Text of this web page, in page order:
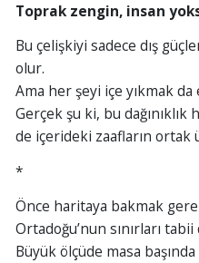
Toprak zengin, insan
Bu çelişkiyi sadece dış
olur.
Ama her şeyi içe yıkmak
Gerçek şu ki, bu
de içerideki zaafların ortak
*
Önce haritaya bakmak
Ortadoğu’nun sınırları
Büyük ölçüde masa